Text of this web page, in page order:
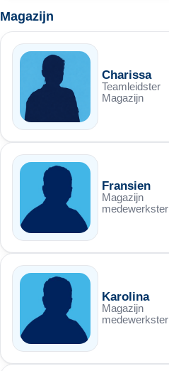
Magazijn
Charissa
Teamleidster
Magazijn
Fransien
Magazijn
medewerkster
Karolina
Magazijn
medewerkster